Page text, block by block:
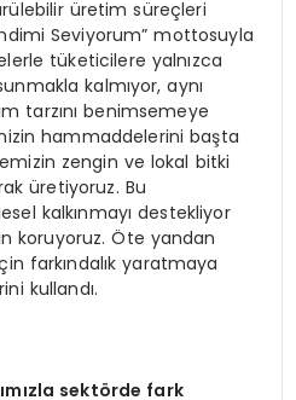
üretim süreçleri
Seviyorum” mottosuyla
tüketicilere yalnızca
kalmıyor, aynı
tarzını benimsemeye
hammaddelerini başta
zengin ve lokal bitki
üretiyoruz. Bu
kalkınmayı destekliyor
koruyoruz. Öte yandan
farkındalık yaratmaya
kullandı.
sektörde fark